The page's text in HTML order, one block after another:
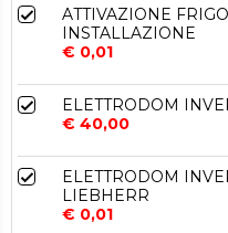
ATTIVAZIONE
INSTALLAZIONE
€ 0,01
ELETTRODOM
€ 40,00
ELETTRODOM
LIEBHERR
€ 0,01